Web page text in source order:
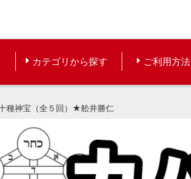
カテゴリから探す ご利用方法
種神宝（全５回）★舩井勝仁